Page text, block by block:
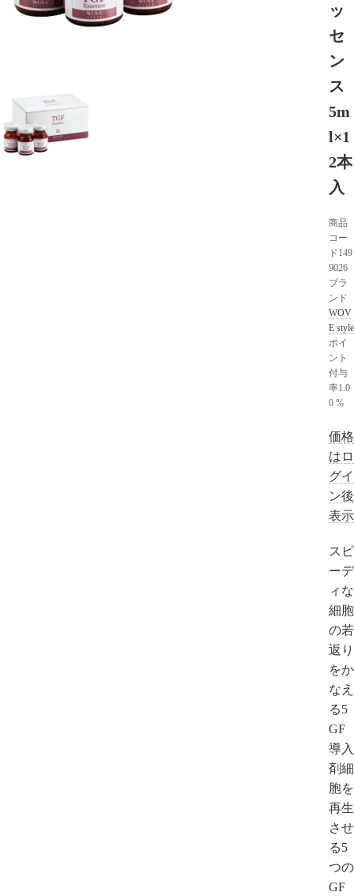
ッ
セ
ン
ス
5m
l×1
2本
入
商品
コー
ド149
9026
ブラ
ンド
WOV
E style
ポイ
ント
付与
率1.0
0 %
価格
はロ
グイ
ン後
表示
スピ
ーデ
ィな
細胞
の若
返り
をか
なえ
る5
GF
導入
剤細
胞を
再生
させ
る5
つの
GF